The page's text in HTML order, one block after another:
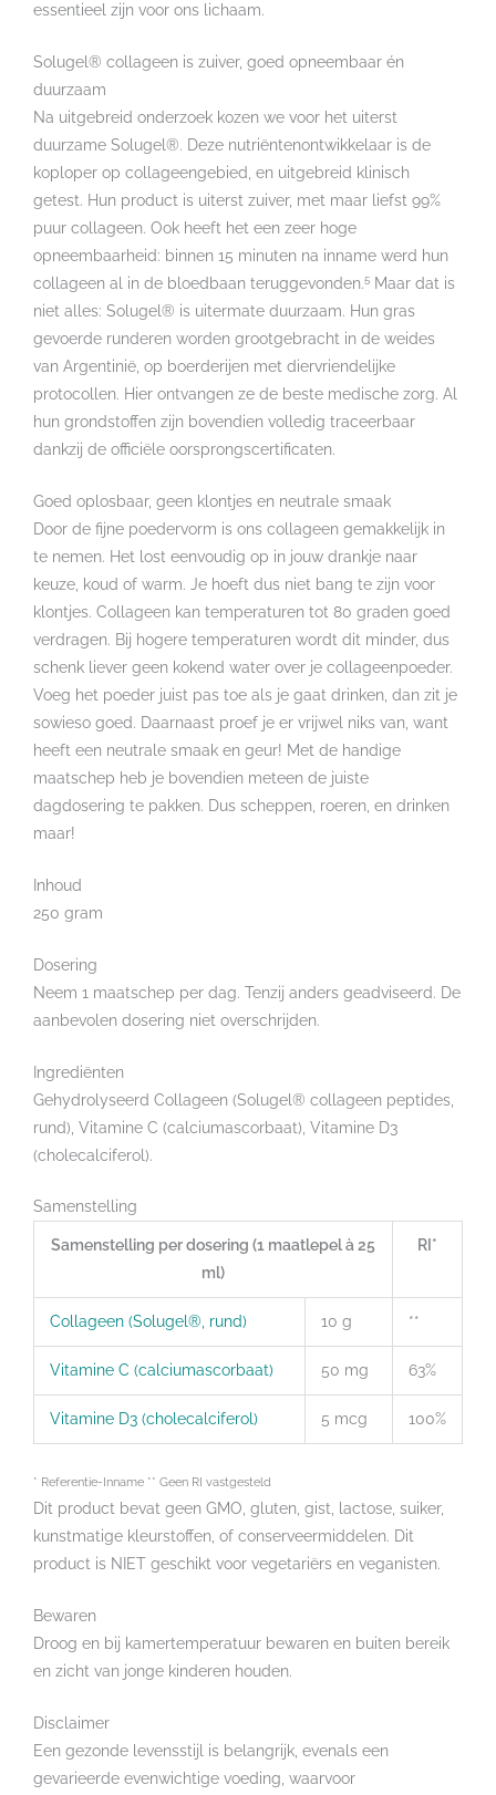
essentieel zijn voor ons lichaam.
Solugel® collageen is zuiver, goed opneembaar én
duurzaam
Na uitgebreid onderzoek kozen we voor het uiterst
duurzame Solugel®. Deze nutriëntenontwikkelaar is de
koploper op collageengebied, en uitgebreid klinisch
getest. Hun product is uiterst zuiver, met maar liefst 99%
puur collageen. Ook heeft het een zeer hoge
opneembaarheid: binnen 15 minuten na inname werd hun
collageen al in de bloedbaan teruggevonden.5 Maar dat is
niet alles: Solugel® is uitermate duurzaam. Hun gras
gevoerde runderen worden grootgebracht in de weides
van Argentinië, op boerderijen met diervriendelijke
protocollen. Hier ontvangen ze de beste medische zorg. Al
hun grondstoffen zijn bovendien volledig traceerbaar
dankzij de officiële oorsprongscertificaten.
Goed oplosbaar, geen klontjes en neutrale smaak
Door de fijne poedervorm is ons collageen gemakkelijk in
te nemen. Het lost eenvoudig op in jouw drankje naar
keuze, koud of warm. Je hoeft dus niet bang te zijn voor
klontjes. Collageen kan temperaturen tot 80 graden goed
verdragen. Bij hogere temperaturen wordt dit minder, dus
schenk liever geen kokend water over je collageenpoeder.
Voeg het poeder juist pas toe als je gaat drinken, dan zit je
sowieso goed. Daarnaast proef je er vrijwel niks van, want
heeft een neutrale smaak en geur! Met de handige
maatschep heb je bovendien meteen de juiste
dagdosering te pakken. Dus scheppen, roeren, en drinken
maar!
Inhoud
250 gram
Dosering
Neem 1 maatschep per dag. Tenzij anders geadviseerd. De
aanbevolen dosering niet overschrijden.
Ingrediënten
Gehydrolyseerd Collageen (Solugel® collageen peptides,
rund), Vitamine C (calciumascorbaat), Vitamine D3
(cholecalciferol).
Samenstelling
Samenstelling per dosering (1 maatlepel à 25
ml)
RI*
Collageen (Solugel®, rund) 10 g **
Vitamine C (calciumascorbaat) 50 mg 63%
Vitamine D3 (cholecalciferol) 5 mcg 100%
* Referentie-Inname ** Geen RI vastgesteld
Dit product bevat geen GMO, gluten, gist, lactose, suiker,
kunstmatige kleurstoffen, of conserveermiddelen. Dit
product is NIET geschikt voor vegetariërs en veganisten.
Bewaren
Droog en bij kamertemperatuur bewaren en buiten bereik
en zicht van jonge kinderen houden.
Disclaimer
Een gezonde levensstijl is belangrijk, evenals een
gevarieerde evenwichtige voeding, waarvoor